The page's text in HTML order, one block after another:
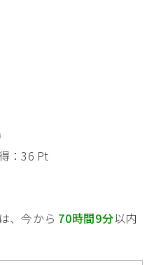
：36 Pt
、今から 70時間9分以内